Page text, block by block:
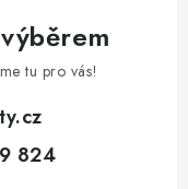
tu pro vás!
824